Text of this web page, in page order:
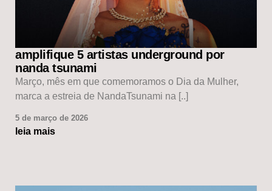
amplifique 5 artistas underground por
nanda tsunami
Março, mês em que comemoramos o Dia da Mulher,
marca a estreia de NandaTsunami na [..]
5 de março de 2026
leia mais